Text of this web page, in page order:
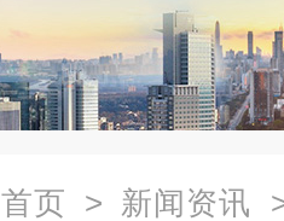
首页 > 新闻资讯